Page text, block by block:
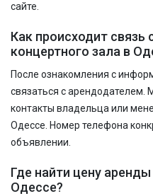
сайте.
Как происходит
концертного зала в
После ознакомления с
связаться с
контакты владельца или
Одессе. Номер телефона
объявлении.
Где найти цену
Одессе?